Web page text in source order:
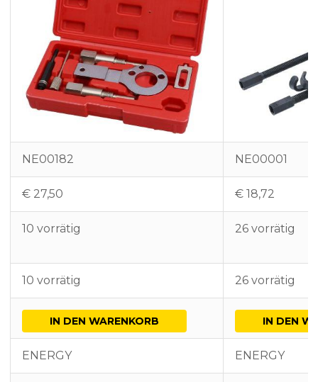
NE00182 NE00001
€ 27,50 € 18,72
10 vorrätig 26 vorrätig
10 vorrätig 26 vorrätig
IN DEN WARENKORB IN DEN
ENERGY ENERGY